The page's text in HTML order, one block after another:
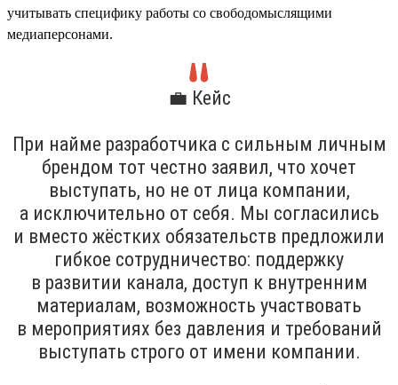
учитывать специфику работы со свободомыслящими
медиаперсонами.
💼 Кейс
При найме разработчика с сильным личным
брендом тот честно заявил, что хочет
выступать, но не от лица компании,
а исключительно от себя. Мы согласились
и вместо жёстких обязательств предложили
гибкое сотрудничество: поддержку
в развитии канала, доступ к внутренним
материалам, возможность участвовать
в мероприятиях без давления и требований
выступать строго от имени компании.